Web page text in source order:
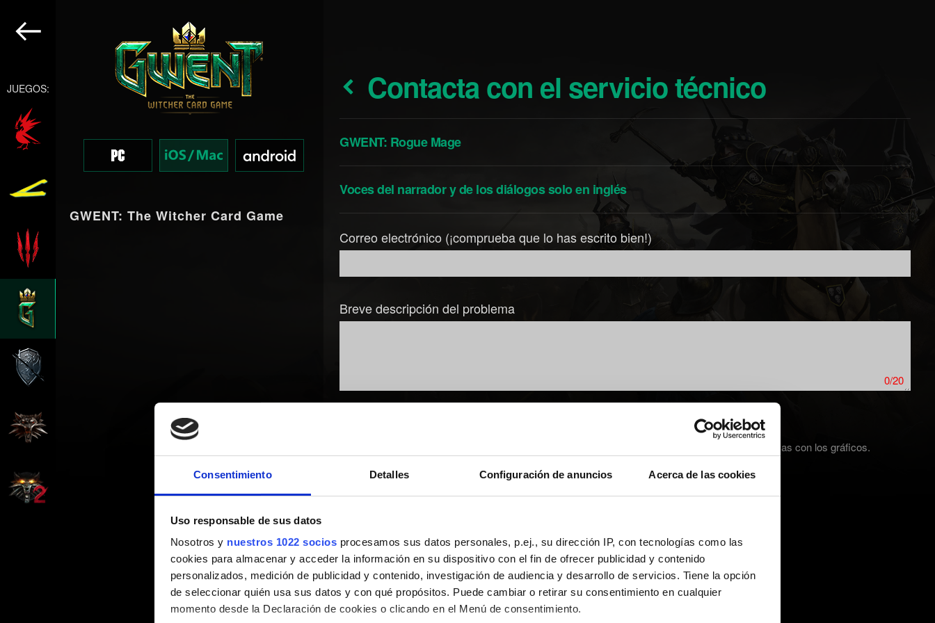
Consentimiento Detalles Configuración de anuncios Acerca de las cookies
Uso responsable de sus datos
Nosotros y nuestros 1022 socios procesamos sus datos personales, p.ej., su dirección IP, con tecnologías como las
cookies para almacenar y acceder la información en su dispositivo con el fin de ofrecer publicidad y contenido
personalizados, medición de publicidad y contenido, investigación de audiencia y desarrollo de servicios. Tiene la opción
de seleccionar quién usa sus datos y con qué propósitos. Puede cambiar o retirar su consentimiento en cualquier
momento desde la Declaración de cookies o clicando en el Menú de consentimiento.
JUEGOS:
GWENT: The Witcher Card Game
Contacta con el servicio técnico
GWENT: Rogue Mage
Voces del narrador y de los diálogos solo en inglés
Correo electrónico (¡comprueba que lo has escrito bien!)
Breve descripción del problema
0/20
Puedes adjuntar un archivo a tu informe, por ejemplo: una captura de pantalla en caso de problemas con los gráficos.
Explorar
Enviar